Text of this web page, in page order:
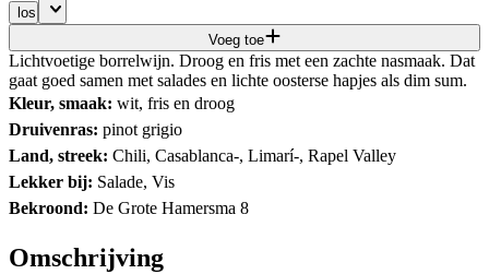
los
Voeg toe
Lichtvoetige borrelwijn. Droog en fris met een zachte nasmaak. Dat
gaat goed samen met salades en lichte oosterse hapjes als dim sum.
Kleur, smaak: wit, fris en droog
Druivenras: pinot grigio
Land, streek: Chili, Casablanca-, Limarí-, Rapel Valley
Lekker bij: Salade, Vis
Bekroond: De Grote Hamersma 8
Omschrijving